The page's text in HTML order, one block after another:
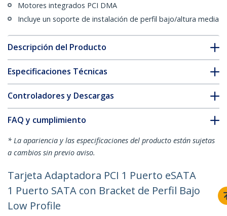
Motores integrados PCI DMA
Incluye un soporte de instalación de perfil bajo/altura media
Descripción del Producto
Especificaciones Técnicas
Controladores y Descargas
FAQ y cumplimiento
* La apariencia y las especificaciones del producto están sujetas
a cambios sin previo aviso.
Tarjeta Adaptadora PCI 1 Puerto eSATA
1 Puerto SATA con Bracket de Perfil Bajo
Low Profile